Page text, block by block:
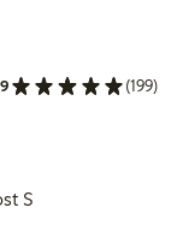
(199)
S